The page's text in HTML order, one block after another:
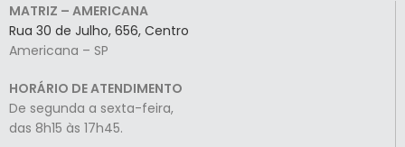
MATRIZ – AMERICANA
Rua 30 de Julho, 656, Centro
Americana – SP
HORÁRIO DE ATENDIMENTO
De segunda a sexta-feira,
das 8h15 às 17h45.